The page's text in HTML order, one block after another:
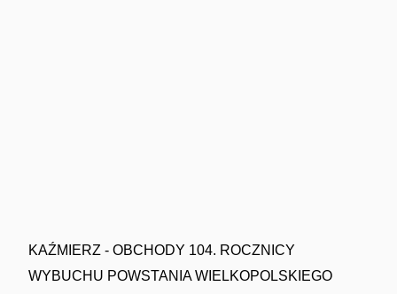
KAŹMIERZ - OBCHODY 104. ROCZNICY
WYBUCHU POWSTANIA WIELKOPOLSKIEGO